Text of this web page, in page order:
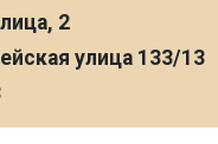
2
улица 133/13